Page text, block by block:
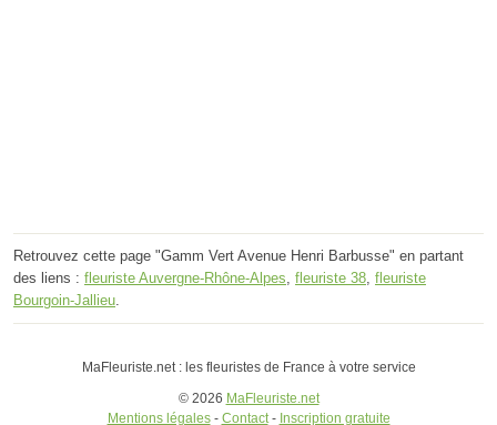
Retrouvez cette page "Gamm Vert Avenue Henri Barbusse" en partant
des liens : fleuriste Auvergne-Rhône-Alpes fleuriste 38 fleuriste
Bourgoin-Jallieu
MaFleuriste.net : les fleuristes de France à votre service
© 2026 MaFleuriste.net
Mentions légales- Contact- Inscription gratuite